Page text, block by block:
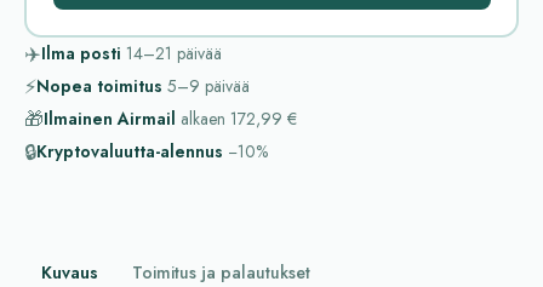
✈️Ilma posti 14–21 päivää
⚡Nopea toimitus 5–9 päivää
🎁Ilmainen Airmail alkaen 172,99 €
🔒Kryptovaluutta-alennus −10%
Kuvaus Toimitus ja palautukset